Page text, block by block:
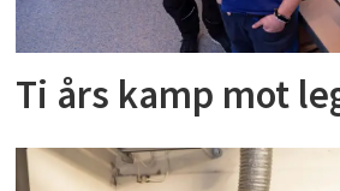
Ti års kamp mot